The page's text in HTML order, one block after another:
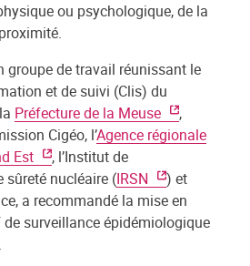
ou psychologique, de la
groupe de travail réunissant le
et de suivi (Clis) du
Préfecture de la Meuse
,
Cigéo, l’Agence régionale
Est
, l’Institut de
sûreté nucléaire (IRSN
) et
a recommandé la mise en
surveillance épidémiologique